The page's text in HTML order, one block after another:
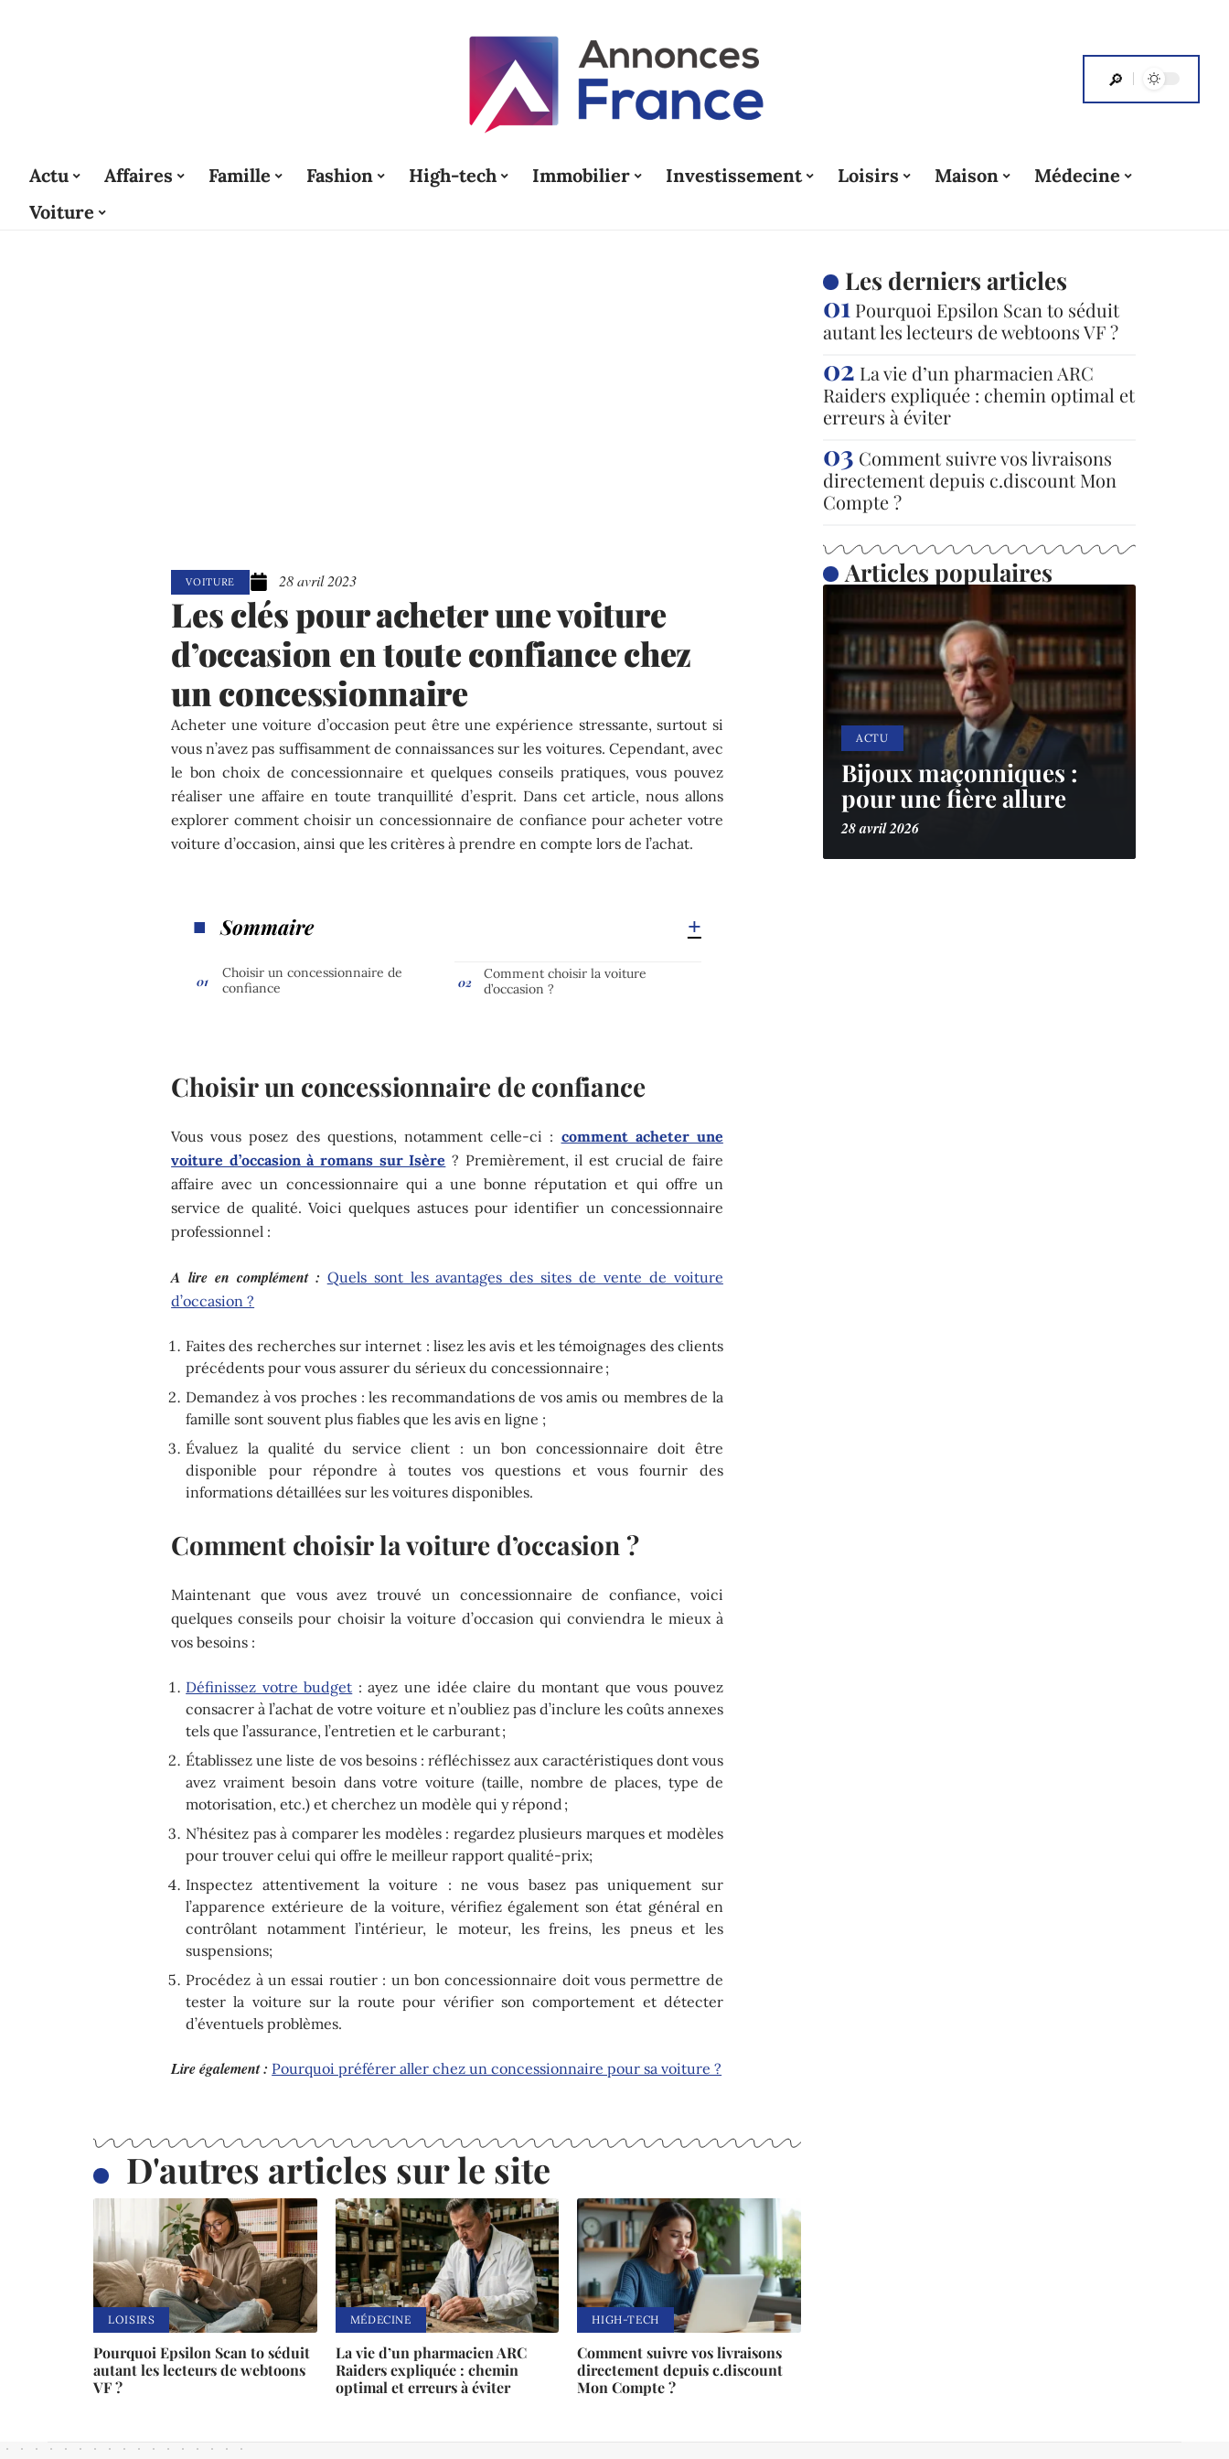
Actu Affaires Famille Fashion High-tech Immobilier Investissement Loisirs Maison
Médecine
Voiture
VOITURE 28 avril 2023
Les clés pour acheter une voiture
d’occasion en toute confiance chez
un concessionnaire
Acheter une voiture d’occasion peut être une expérience stressante, surtout si
vous n’avez pas suffisamment de connaissances sur les voitures. Cependant, avec
le bon choix de concessionnaire et quelques conseils pratiques, vous pouvez
réaliser une affaire en toute tranquillité d’esprit. Dans cet article, nous allons
explorer comment choisir un concessionnaire de confiance pour acheter votre
voiture d’occasion, ainsi que les critères à prendre en compte lors de l’achat.
Sommaire
Choisir un concessionnaire de
confiance
Comment choisir la voiture
d’occasion ?
Choisir un concessionnaire de confiance
Vous vous posez des questions, notamment celle-ci : comment acheter une
voiture d’occasion à romans sur Isère ? Premièrement, il est crucial de faire
affaire avec un concessionnaire qui a une bonne réputation et qui offre un
service de qualité. Voici quelques astuces pour identifier un concessionnaire
professionnel :
A lire en complément : Quels sont les avantages des sites de vente de voiture
d’occasion ?
Faites des recherches sur internet : lisez les avis et les témoignages des clients
précédents pour vous assurer du sérieux du concessionnaire ;
Demandez à vos proches : les recommandations de vos amis ou membres de la
famille sont souvent plus fiables que les avis en ligne ;
Évaluez la qualité du service client : un bon concessionnaire doit être
disponible pour répondre à toutes vos questions et vous fournir des
informations détaillées sur les voitures disponibles.
Comment choisir la voiture d’occasion ?
Maintenant que vous avez trouvé un concessionnaire de confiance, voici
quelques conseils pour choisir la voiture d’occasion qui conviendra le mieux à
vos besoins :
Définissez votre budget : ayez une idée claire du montant que vous pouvez
consacrer à l’achat de votre voiture et n’oubliez pas d’inclure les coûts annexes
tels que l’assurance, l’entretien et le carburant ;
Établissez une liste de vos besoins : réfléchissez aux caractéristiques dont vous
avez vraiment besoin dans votre voiture (taille, nombre de places, type de
motorisation, etc.) et cherchez un modèle qui y répond ;
N’hésitez pas à comparer les modèles : regardez plusieurs marques et modèles
pour trouver celui qui offre le meilleur rapport qualité-prix;
Inspectez attentivement la voiture : ne vous basez pas uniquement sur
l’apparence extérieure de la voiture, vérifiez également son état général en
contrôlant notamment l’intérieur, le moteur, les freins, les pneus et les
suspensions;
Procédez à un essai routier : un bon concessionnaire doit vous permettre de
tester la voiture sur la route pour vérifier son comportement et détecter
d’éventuels problèmes.
Lire également : Pourquoi préférer aller chez un concessionnaire pour sa voiture ?
D'autres articles sur le site
LOISIRS
Pourquoi Epsilon Scan to séduit
autant les lecteurs de webtoons
VF ?
MÉDECINE
La vie d’un pharmacien ARC
Raiders expliquée : chemin
optimal et erreurs à éviter
HIGH-TECH
Comment suivre vos livraisons
directement depuis c.discount
Mon Compte ?
Les derniers articles
Pourquoi Epsilon Scan to séduit
autant les lecteurs de webtoons VF ?
La vie d’un pharmacien ARC
Raiders expliquée : chemin optimal et
erreurs à éviter
Comment suivre vos livraisons
directement depuis c.discount Mon
Compte ?
Articles populaires
ACTU
Bijoux maçonniques :
pour une fière allure
28 avril 2026